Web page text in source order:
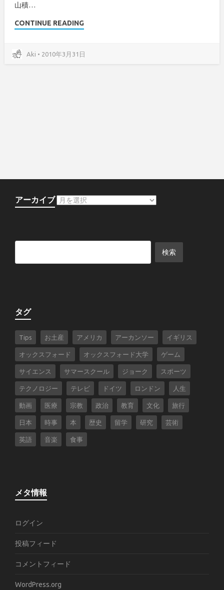
山積…
CONTINUE READING
Aki • 2010年3月31日
アーカイブ
タグ
Tips お土産 アメリカ アーカンソー イギリス
オックスフォード オックスフォード大学 ゲーム
サイエンス サマースクール ジョーク スポーツ
テクノロジー テレビ ドイツ ロンドン 人生
動画 医療 宗教 政治 教育 文化 旅行
日本 時事 本 歴史 留学 研究 芸術
英語 音楽 食事
メタ情報
ログイン
投稿フィード
コメントフィード
WordPress.org